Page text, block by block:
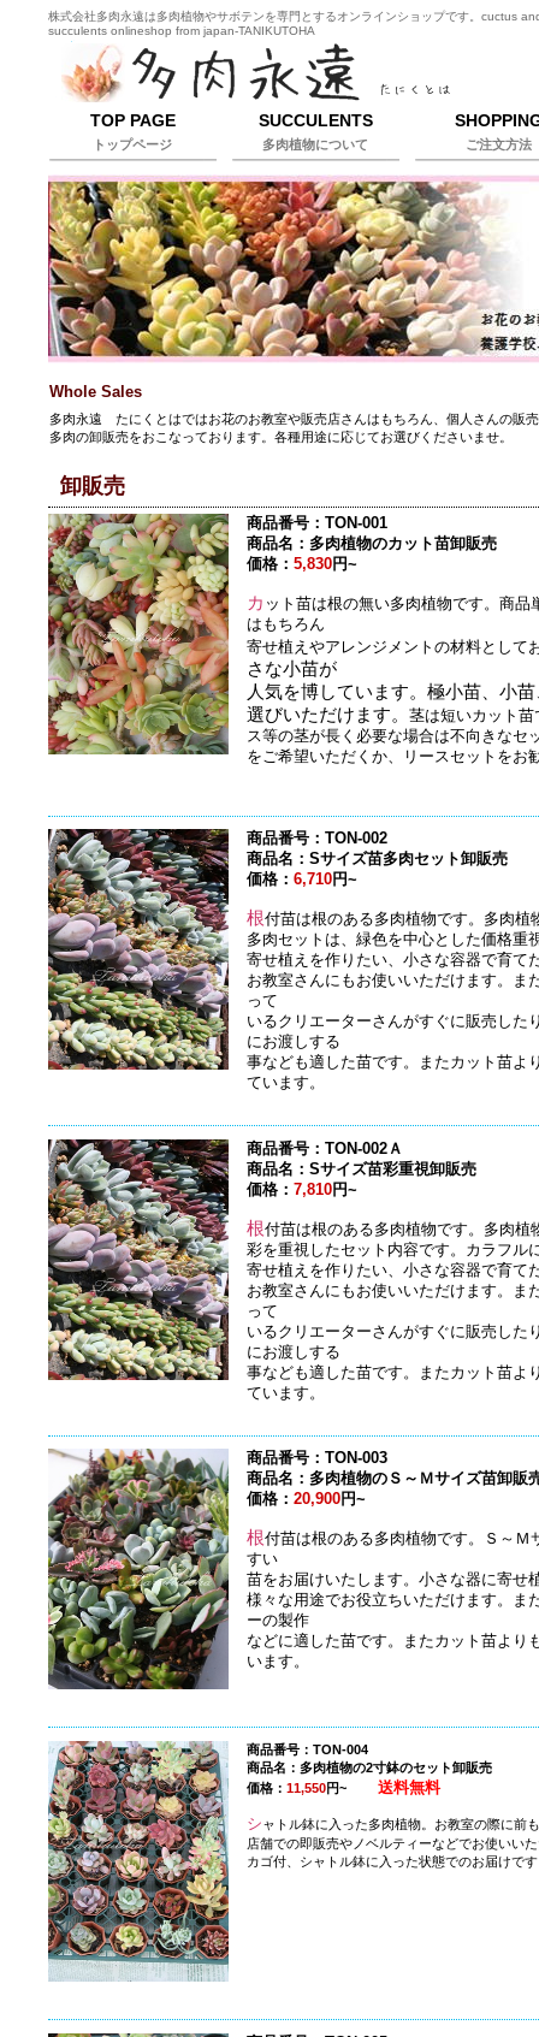
株式会社多肉永遠は多肉植物やサボテンを専門とするオンラインショップです。cuctus
succulents onlineshop from japan-TANIKUTOHA
Whole Sales
多肉永遠 たにくとはではお花のお教室や販売店さんはもちろん、個人さんの販
多肉の卸販売をおこなっております。各種用途に応じてお選びくださいませ。
卸販売
商品番号：TON-001
商品名：多肉植物のカット苗卸販売
価格： 5,830円~
カ ット苗は根の無い多肉植物です。商
はもちろん
寄せ植えやアレンジメントの材料として
さな小苗が
人気を博しています。極小苗、小
選びいただけます。 茎は短いカット
ス等の茎が長く必要な場合は不向きなセ
をご希望いただくか、リースセットをお
商品番号：TON-002
商品名：Sサイズ苗多肉セット卸販売
価格： 6,710円~
根付苗は根のある多肉植物です。多肉
多肉セットは、緑色を中心とした価格重
寄せ植えを作りたい、小さな容器で育て
お教室さんにもお使いいただけます。ま
って
いるクリエーターさんがすぐに販売した
にお渡しする
事なども適した苗です。またカット苗よ
ています。
商品番号：TON-002Ａ
商品名：Sサイズ苗彩重視卸販売
価格： 7,810円~
根付苗は根のある多肉植物です。多肉
彩を重視したセット内容です。カラフル
寄せ植えを作りたい、小さな容器で育て
お教室さんにもお使いいただけます。ま
って
いるクリエーターさんがすぐに販売した
にお渡しする
事なども適した苗です。またカット苗よ
ています。
商品番号：TON-003
商品名：多肉植物のＳ～Ｍサイズ苗卸販
価格： 20,900円~
根付苗は根のある多肉植物です。Ｓ～Ｍ
すい
苗をお届けいたします。小さな器に寄せ
様々な用途でお役立ちいただけます。ま
ーの製作
などに適した苗です。またカット苗より
います。
商品番号：TON-004
商品名：多肉植物の2寸鉢のセット卸販売
価格： 11,550円~
送料無料
シャトル鉢に入った多肉植物。お教室の際に前
店舗での即販売やノベルティーなどでお使いい
カゴ付、シャトル鉢に入った状態でのお届けで
TOP PAGE
トップページ
SUCCULENTS
多肉植物について ご注文方法